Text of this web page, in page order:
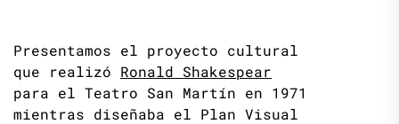
Presentamos el proyecto cultural
que realizó Ronald Shakespear
para el Teatro San Martín en 1971
mientras diseñaba el Plan Visual